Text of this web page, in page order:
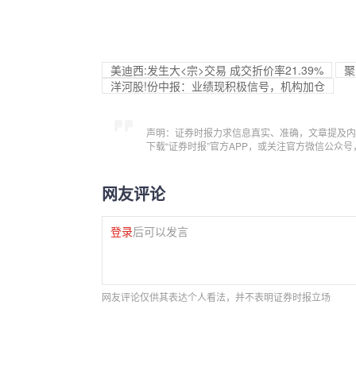
美迪西:发生大<宗>交易 成交折价率21.39%
洋河股!份中报：业绩现积极信号，机构加仓
声明：证券时报力求信息真实、准确，文章提及
下载“证券时报”官方APP，或关注官方微信公众
网友评论
登录后可以发言
网友评论仅供其表达个人看法，并不表明证券时报立场